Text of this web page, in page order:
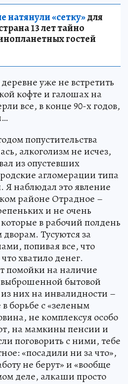
«сетку»для
13 лет тайно
гостей
уже не встретить
кофте и галошах на
все, в конце 90-х годов,
попустительства
алкоголизм не исчез,
из опустевших
агломерации типа
Я наблюдал это явление
районе Отрадное –
и не очень
в рабочий полдень
Тусуются за
попивая все, что
хватило денег.
помойки на наличие
выброшенной бытовой
них на инвалидности –
борьбе с «зеленым
не комплексуя особо
на мамкины пенсии и
поговорить с ними, тебе
«посадили ни за что»,
не берут» и «вообще
деле, алкаши просто